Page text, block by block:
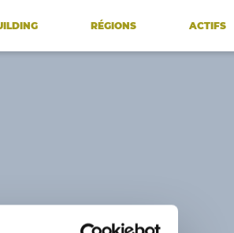
RÉGIONS ACTIFS